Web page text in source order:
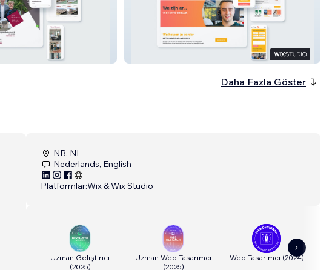
Daha Fazla Göster
NB, NL
Nederlands, English
Platformlar:Wix & Wix Studio
Uzman Geliştirici
(2025)
Uzman Web Tasarımcı
(2025)
Web Tasarımcı (2024)